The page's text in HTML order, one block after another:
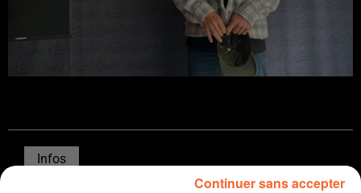
Infos
Continuer sans accepter